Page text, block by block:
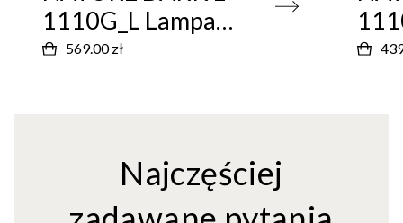
1110G_L Lampa
wisząca w stylu Eco
569.00 zł
Najczęściej